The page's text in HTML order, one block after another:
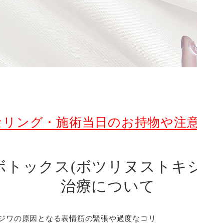
ング・施術当日のお持物や注
トックス(ボツリヌストキ
治療について
ワの原因となる表情筋の緊張や過度なコリ